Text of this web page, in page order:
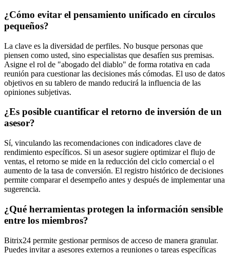
¿Cómo evitar el pensamiento unificado en círculos
pequeños?
La clave es la diversidad de perfiles. No busque personas que
piensen como usted, sino especialistas que desafíen sus premisas.
Asigne el rol de "abogado del diablo" de forma rotativa en cada
reunión para cuestionar las decisiones más cómodas. El uso de datos
objetivos en su tablero de mando reducirá la influencia de las
opiniones subjetivas.
¿Es posible cuantificar el retorno de inversión de un
asesor?
Sí, vinculando las recomendaciones con indicadores clave de
rendimiento específicos. Si un asesor sugiere optimizar el flujo de
ventas, el retorno se mide en la reducción del ciclo comercial o el
aumento de la tasa de conversión. El registro histórico de decisiones
permite comparar el desempeño antes y después de implementar una
sugerencia.
¿Qué herramientas protegen la información sensible
entre los miembros?
Bitrix24 permite gestionar permisos de acceso de manera granular.
Puedes invitar a asesores externos a reuniones o tareas específicas